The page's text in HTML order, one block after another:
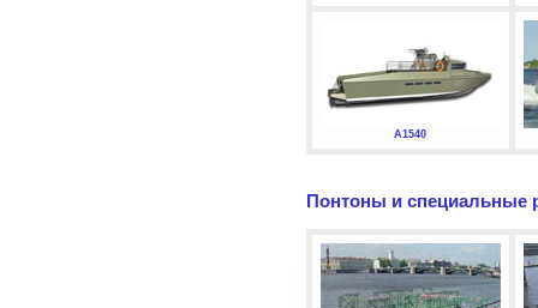
А1540
Понтоны и специальные